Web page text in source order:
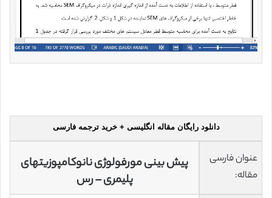
دانلود رایگان مقاله انگلیسی + خرید ترجمه فارسی
عنوان فارسی
مقاله:
پیش بینی مورفولوژی نانوکامپوزیتهای
پلیمری – رس